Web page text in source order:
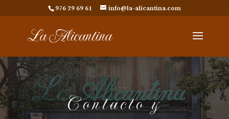
976 29 69 61 info@la-alicantina.com
Contacto y